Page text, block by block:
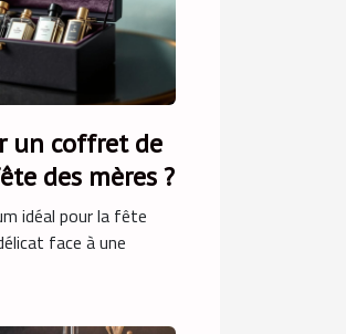
un coffret de
des mères ?
idéal pour la fête
face à une